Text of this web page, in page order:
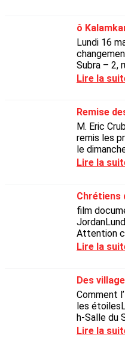
Lundi 16
Subra – 2,
(Métro
Lire la
M. Eric
remis les
le
Mesuret
Lire la
Chrétiens
film
Attention
2026Salle
Lire la
Des
Comment
les
h-Salle du
– Toulouse
Lire la